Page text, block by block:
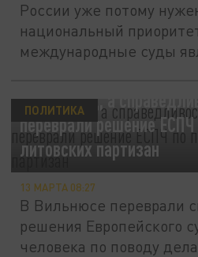
России уже потому
национальный
международные суды
Не геноцид, а
переврали решение
литовских партизан
ПОЛИТИКА
13 МАРТА 08:27
В Вильнюсе переврали
решения Европейского
человека по поводу дела